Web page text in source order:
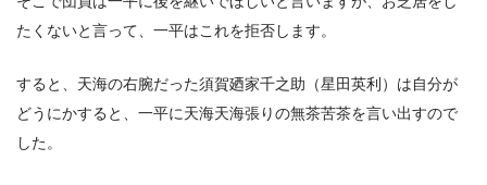
たくないと言って、一平はこれを拒否します。
すると、天海の右腕だった須賀廼家千之助（星田英利）は自分が
どうにかすると、一平に天海天海張りの無茶苦茶を言い出すので
した。